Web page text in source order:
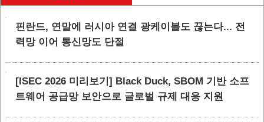
핀란드, 연말에 러시아 연결 광케이블도 끊는다... 전
력망 이어 통신망도 단절
[ISEC 2026 미리보기] Black Duck, SBOM 기반 소프
트웨어 공급망 보안으로 글로벌 규제 대응 지원